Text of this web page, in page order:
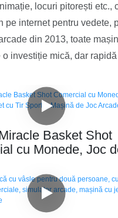
locuri pitorești etc.,
pe internet pentru vedete,
din 2013, toate
o investiție mică, dar
Basket Shot
cu Monede, Joc